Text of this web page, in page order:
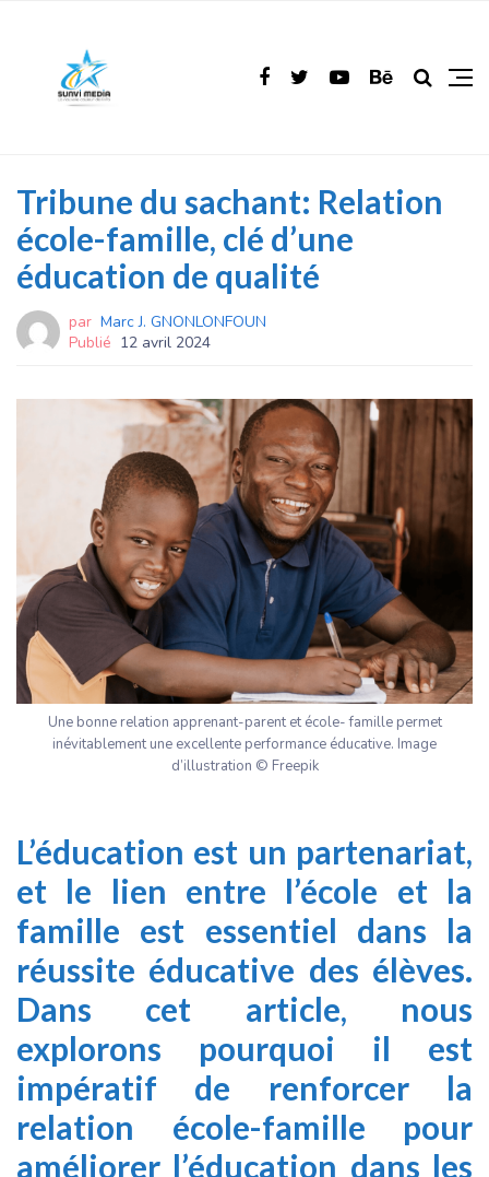
Tribune du sachant: Relation
école-famille, clé d’une
éducation de qualité
par Marc J. GNONLONFOUN
Publié 12 avril 2024
Une bonne relation apprenant-parent et école- famille permet
inévitablement une excellente performance éducative. Image
d’illustration © Freepik
L’éducation est un partenariat,
et le lien entre l’école et la
famille est essentiel dans la
réussite éducative des élèves.
Dans cet article, nous
explorons pourquoi il est
impératif de renforcer la
relation école-famille pour
améliorer l’éducation dans les